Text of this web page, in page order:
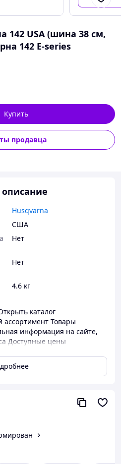
142 USA (шина 38 см,
142 E-series
продавца
Купить
Husqvarna
США
Нет
Нет
4.6 кг
каталог
выбор надежной
как в домашних
конструкцию. Все
в работе
системой амортизаторов:
мотора на рукоятки
Хускварна 142 также